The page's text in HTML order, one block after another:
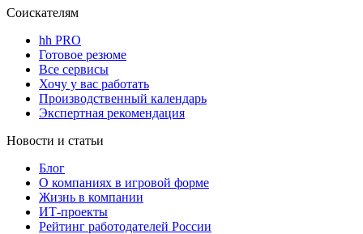
Соискателям
hh PRO
Готовое резюме
Все сервисы
Хочу у вас работать
Производственный календарь
Экспертная рекомендация
Новости и статьи
Блог
О компаниях в игровой форме
Жизнь в компании
ИТ-проекты
Рейтинг работодателей России